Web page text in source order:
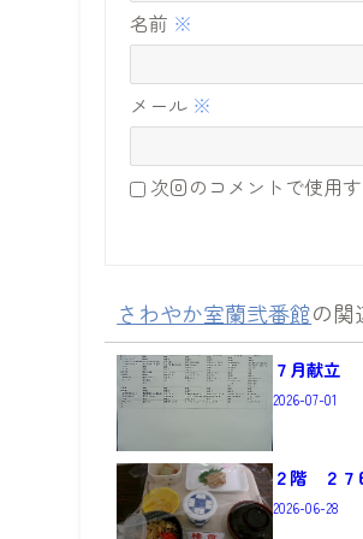
名前 ※
メール ※
次回のコメントで使用
さわやか室蘭弐番館の関
７月献立
2026-07-01
２階 ２７
2026-06-28